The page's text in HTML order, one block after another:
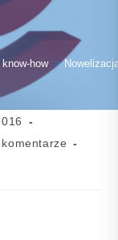
how >
komentarze